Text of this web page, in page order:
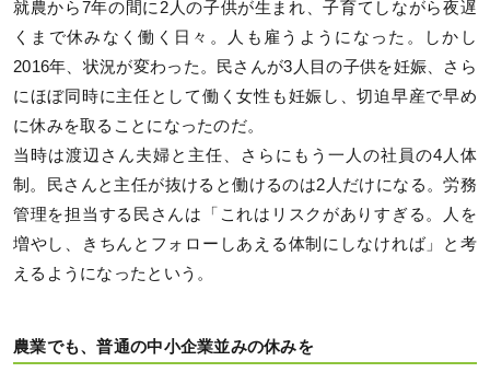
就農から7年の間に2人の子供が生まれ、子育てしながら夜遅
くまで休みなく働く日々。人も雇うようになった。しかし
2016年、状況が変わった。民さんが3人目の子供を妊娠、さら
にほぼ同時に主任として働く女性も妊娠し、切迫早産で早め
に休みを取ることになったのだ。
当時は渡辺さん夫婦と主任、さらにもう一人の社員の4人体
制。民さんと主任が抜けると働けるのは2人だけになる。労務
管理を担当する民さんは「これはリスクがありすぎる。人を
増やし、きちんとフォローしあえる体制にしなければ」と考
えるようになったという。
農業でも、普通の中小企業並みの休みを